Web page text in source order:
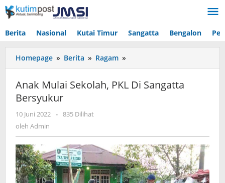
Lewati
ke
Berita Nasional Kutai Timur Sangatta Bengalon
Homepage » Berita » Ragam »
Mulai
PKL
Anak Mulai Sekolah, PKL Di Sangatta
Bersyukur
10 Juni 2022 oleh
- 835 Dilihat
oleh Admin